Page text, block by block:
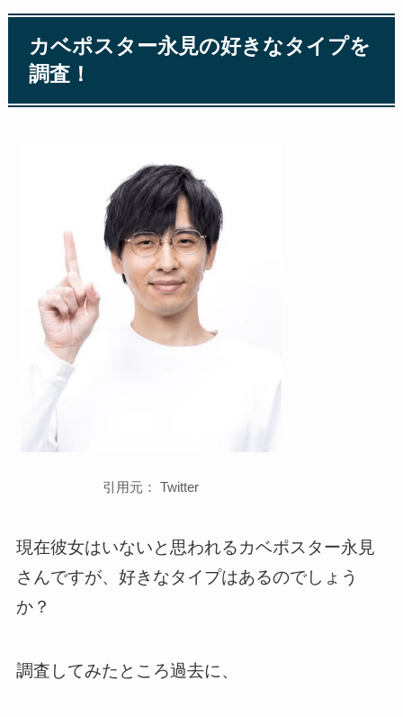
カベポスター永見の好きなタイプを
調査！
引用元： Twitter
現在彼女はいないと思われるカベポスター永見
さんですが、好きなタイプはあるのでしょう
か？
調査してみたところ過去に、